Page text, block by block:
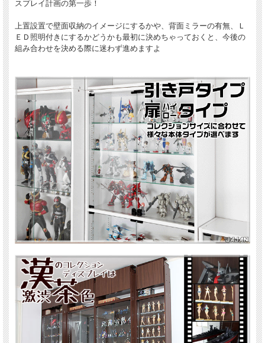
スプレイ計画の第一歩！
上置設置で壁面収納のイメージにするかや、背面ミラーの有無、Ｌ
ＥＤ照明付きにするかどうかも最初に決めちゃっておくと、今後の
組み合わせを決める際に迷わず進めますよ